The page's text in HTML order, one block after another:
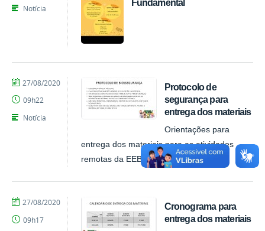
Fundamental
Notícia
Protocolo de
segurança para
entrega dos materiais
Orientações para
entrega dos materiais para as atividades
remotas da EEBAS
por
publicado
27/08/2020
09h22
Notícia
Cronograma para
entrega dos materiais
por
publicado
27/08/2020
09h17